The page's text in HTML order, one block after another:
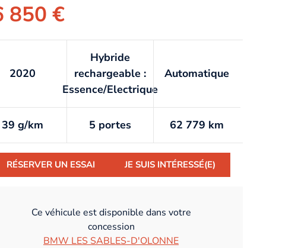
850 €
2020
Hybride
rechargeable :
Essence/Electrique
Automatique
39 g/km 5 portes 62 779 km
RÉSERVER UN ESSAI JE SUIS INTÉRESSÉ(E)
Ce véhicule est disponible dans votre
concession
BMW LES SABLES-D'OLONNE